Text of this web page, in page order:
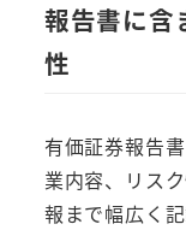
報告書に含
性
有価証券報告
業内容、リス
報まで幅広く